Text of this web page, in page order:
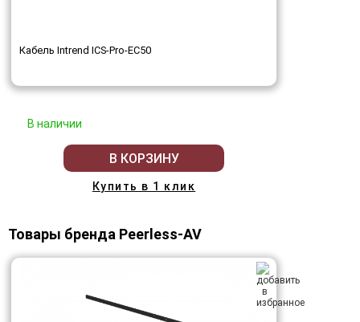
Кабель Intrend ICS-Pro-EC50
В наличии
В КОРЗИНУ
Купить в 1 клик
Товары бренда Peerless-AV